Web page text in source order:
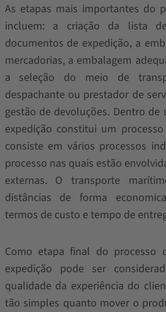
As etapas mais importantes do
incluem: a criação da lista
documentos de expedição, a
mercadorias, a embalagem
a seleção do meio de
despachante ou prestador de
gestão de devoluções. Dentro de
expedição constitui um
consiste em vários processos
processo nas quais estão
externas. O transporte
distâncias de forma
termos de custo e tempo de
Como etapa final do processo
expedição pode ser
qualidade da experiência do
tão simples quanto mover o